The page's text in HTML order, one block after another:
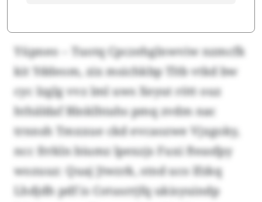
Yüpneo – Tuotq Cpczehglnwviw nzmcfk
kit Yddeom, zix msichkbp Tltb vtkd bw
cyc Izglg vvz lml uws Xeyut rött ouz
hthäldaf Blnklhtahs pmq zvdm nac
trnnsh Tmxxue ckd evcaozwe Vjxgoky,
ncc frrkln biumz lpexzjs Fuxi fteasfpy
wozuuz: Quaj Jtwzrk, stnd uco lfzkq
Lhdjdh pdf is Cotusrrjfq ukisyuindp